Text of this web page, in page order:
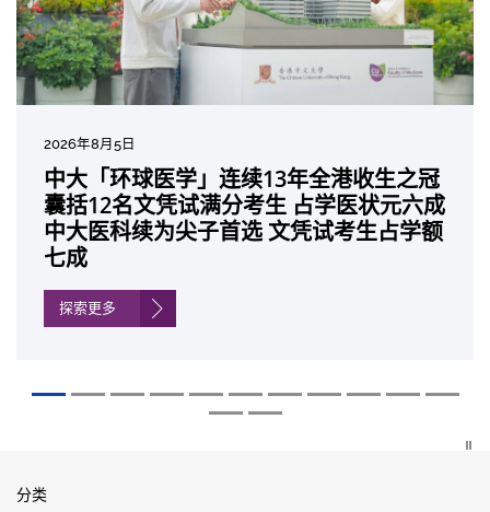
2026年8月5日
中大「环球医学」连续13年全港收生之冠
囊括12名文凭试满分考生 占学医状元六成
中大医科续为尖子首选 文凭试考生占学额
七成
探索更多
2026年7月27日
中大成立崭新 ITECH医疗科技评估平台 推
动健康经济分析及价值医疗
探索更多
2026年7月10日
中大研发「AI-OCT」系统助测糖尿黄斑水
肿 假阳性转介个案锐减六成 缩短患者轮
候诊症时间
2026年7月10日
中大黄秀娟教授获颁中国工程界最高荣誉
「光华工程科技奖」 成为今届医药衞生领
域唯一香港学者
2026年7月7日
中大新设「香港中文大学凤凰奖学金」嘉
许公开试状元 鼓励学医状元走出课堂放眼
世界 装备21世纪妙手仁医
2026年6月29日
中大全新一站式PGT-Plus方案 精准辨识
传统检测中复杂基因异常「盲点」 降低人
工受孕流产及异常妊娠风险
2026年6月22日
中大发现青光眼治疗新靶点 小鼠实验证实
可恢复七成视力 有助开创崭新神经保护疗
法
2026年6月17日
中大成功拆解肝癌免疫治疗耐药性机制 揭
一种免疫细胞具「除废喂食」新功能助癌
细胞耐药性
2026年6月10日
中大与多名全球专家共同牵头跨国肺癌研
究 逾半晚期ALK阳性肺癌病人七年无恶化
因特定基因异常而引起的肺癌有望变成
「慢性病」 患者可与病共存
探索更多
2026年6月5日
中大教授陈重娥获颁「清野裕杰出领袖
奖」 成为本港首名学者荣膺亚洲糖尿病教
研最高荣誉
2026年6月2日
中大汇聚逾200位区域专家 探讨私人医疗
保险如何推动全民健康覆盖
探索更多
2026年5月19日
中大张源津医生成首位亚洲研究员 荣获国
际泌尿科权威奖项John K. Lattimer 讲座
奖
2026年5月14日
中大取得「从实验室到临床应用」研究突
破 初步证实GLP-1药物可改善严重中风康
复情况
分类